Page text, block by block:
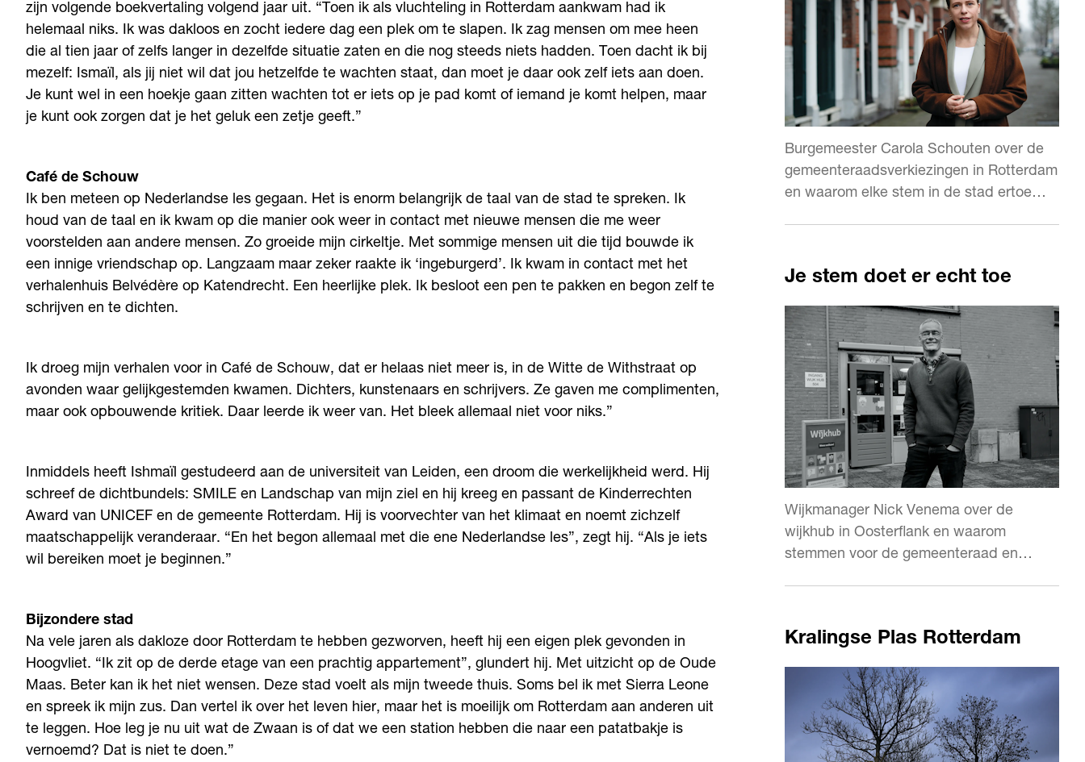
zijn volgende boekvertaling volgend jaar uit. “Toen ik als vluchteling in Rotterdam aankwam had ik
helemaal niks. Ik was dakloos en zocht iedere dag een plek om te slapen. Ik zag mensen om mee heen
die al tien jaar of zelfs langer in dezelfde situatie zaten en die nog steeds niets hadden. Toen dacht ik bij
mezelf: Ismaïl, als jij niet wil dat jou hetzelfde te wachten staat, dan moet je daar ook zelf iets aan doen.
Je kunt wel in een hoekje gaan zitten wachten tot er iets op je pad komt of iemand je komt helpen, maar
je kunt ook zorgen dat je het geluk een zetje geeft.”
Café de Schouw
Ik ben meteen op Nederlandse les gegaan. Het is enorm belangrijk de taal van de stad te spreken. Ik
houd van de taal en ik kwam op die manier ook weer in contact met nieuwe mensen die me weer
voorstelden aan andere mensen. Zo groeide mijn cirkeltje. Met sommige mensen uit die tijd bouwde ik
een innige vriendschap op. Langzaam maar zeker raakte ik ‘ingeburgerd’. Ik kwam in contact met het
verhalenhuis Belvédère op Katendrecht. Een heerlijke plek. Ik besloot een pen te pakken en begon zelf te
schrijven en te dichten.
Ik droeg mijn verhalen voor in Café de Schouw, dat er helaas niet meer is, in de Witte de Withstraat op
avonden waar gelijkgestemden kwamen. Dichters, kunstenaars en schrijvers. Ze gaven me complimenten,
maar ook opbouwende kritiek. Daar leerde ik weer van. Het bleek allemaal niet voor niks.”
Inmiddels heeft Ishmaïl gestudeerd aan de universiteit van Leiden, een droom die werkelijkheid werd. Hij
schreef de dichtbundels: SMILE en Landschap van mijn ziel en hij kreeg en passant de Kinderrechten
Award van UNICEF en de gemeente Rotterdam. Hij is voorvechter van het klimaat en noemt zichzelf
maatschappelijk veranderaar. “En het begon allemaal met die ene Nederlandse les”, zegt hij. “Als je iets
wil bereiken moet je beginnen.”
Bijzondere stad
Na vele jaren als dakloze door Rotterdam te hebben gezworven, heeft hij een eigen plek gevonden in
Hoogvliet. “Ik zit op de derde etage van een prachtig appartement”, glundert hij. Met uitzicht op de Oude
Maas. Beter kan ik het niet wensen. Deze stad voelt als mijn tweede thuis. Soms bel ik met Sierra Leone
en spreek ik mijn zus. Dan vertel ik over het leven hier, maar het is moeilijk om Rotterdam aan anderen uit
te leggen. Hoe leg je nu uit wat de Zwaan is of dat we een station hebben die naar een patatbakje is
vernoemd? Dat is niet te doen.”
Burgemeester Carola Schouten over de
gemeenteraadsverkiezingen in Rotterdam
en waarom elke stem in de stad ertoe
Je stem doet er echt toe
Wijkmanager Nick Venema over de
wijkhub in Oosterflank en waarom
stemmen voor de gemeenteraad en
Kralingse Plas Rotterdam